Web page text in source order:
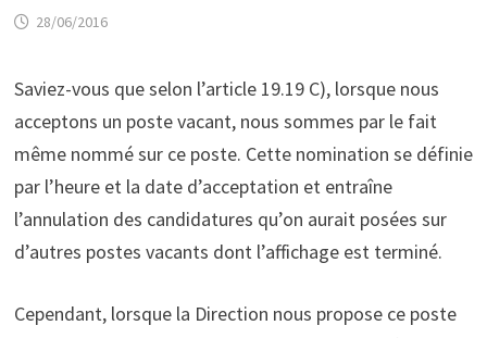
28/06/2016
Saviez-vous que selon l’article 19.19 C), lorsque nous
acceptons un poste vacant, nous sommes par le fait
même nommé sur ce poste. Cette nomination se définie
par l’heure et la date d’acceptation et entraîne
l’annulation des candidatures qu’on aurait posées sur
d’autres postes vacants dont l’affichage est terminé.
Cependant, lorsque la Direction nous propose ce poste